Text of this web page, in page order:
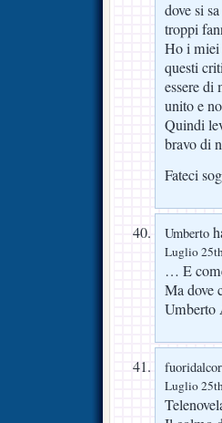
dove si
troppi
Ho i miei
questi
essere
unito e
Quindi
bravo di
Fateci
Umberto
Luglio
… E
Ma dove
Umberto
Luglio